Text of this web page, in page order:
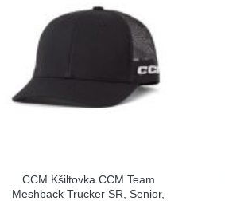
CCM Kšiltovka CCM Team
Meshback Trucker SR, Senior,